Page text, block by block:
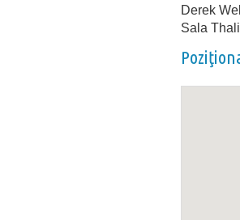
Derek
Sala